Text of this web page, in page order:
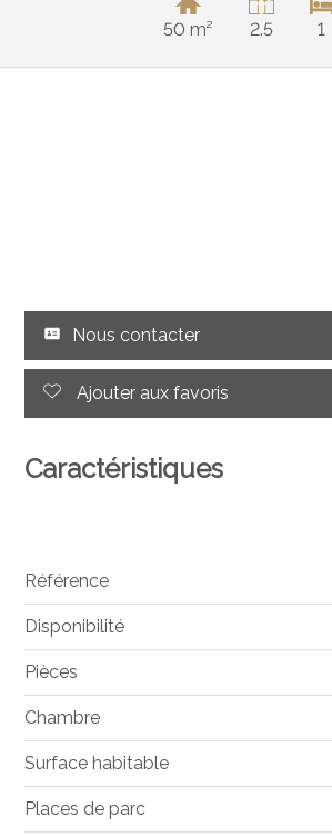
50 m² 2.5 1
Nous contacter
Ajouter aux favoris
Caractéristiques
Référence
Disponibilité
Pièces
Chambre
Surface habitable
Places de parc